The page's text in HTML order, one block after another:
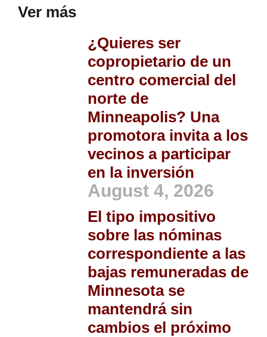
Ver más
¿Quieres ser
copropietario de un
centro comercial del
norte de
Minneapolis? Una
promotora invita a los
vecinos a participar
en la inversión
August 4, 2026
El tipo impositivo
sobre las nóminas
correspondiente a las
bajas remuneradas de
Minnesota se
mantendrá sin
cambios el próximo